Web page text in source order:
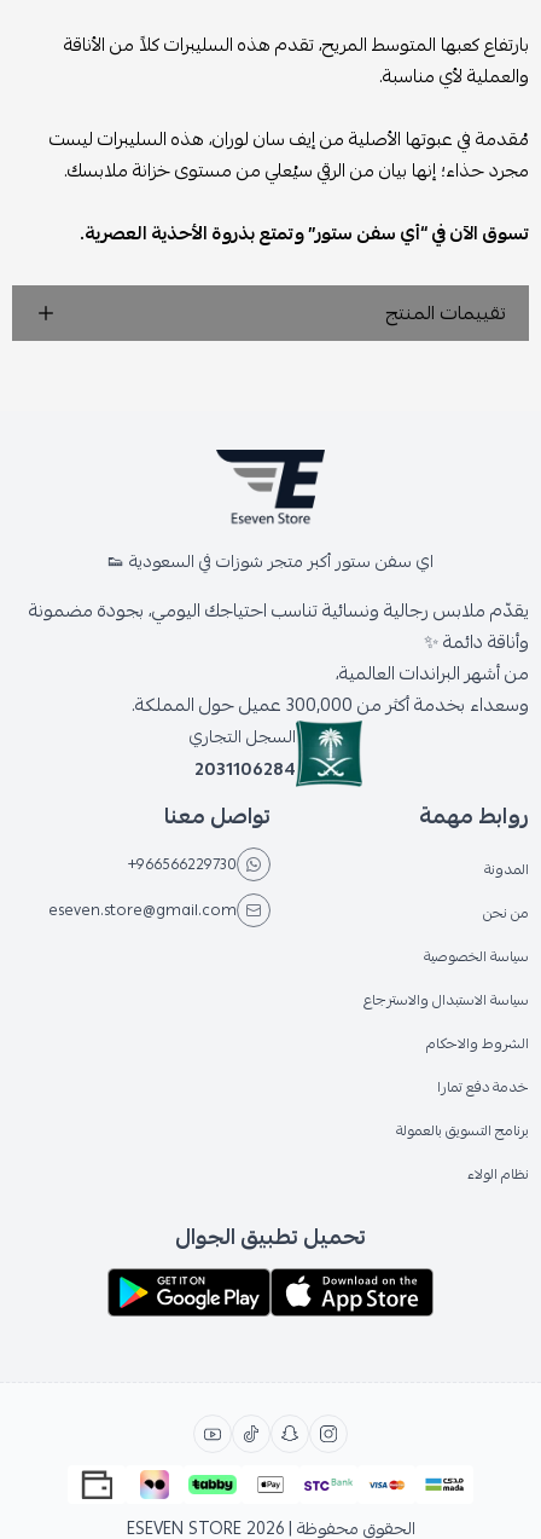
بارتفاع كعبها المتوسط المريح، تقدم هذه السليبرات كلاً من الأناقة
والعملية لأي مناسبة.
مُقدمة في عبوتها الأصلية من إيف سان لوران، هذه السليبرات ليست
مجرد حذاء؛ إنها بيان من الرقي سيُعلي من مستوى خزانة ملابسك.
تسوق الآن في “أي سفن ستور” وتمتع بذروة الأحذية العصرية.
تقييمات المنتج
اي سفن ستور أكبر متجر شوزات في السعودية 👟
يقدّم ملابس رجالية ونسائية تناسب احتياجك اليومي، بجودة مضمونة
وأناقة دائمة ✨
من أشهر البراندات العالمية،
وسعداء بخدمة أكثر من 300,000 عميل حول المملكة.
السجل التجاري
2031106284
روابط مهمة
المدونة
من نحن
سياسة الخصوصية
سياسة الاستبدال والاسترجاع
الشروط والاحكام
خدمة دفع تمارا
برنامج التسويق بالعمولة
نظام الولاء
تواصل معنا
+966566229730
eseven.store@gmail.com
تحميل تطبيق الجوال
الحقوق محفوظة | 2026 ESEVEN STORE